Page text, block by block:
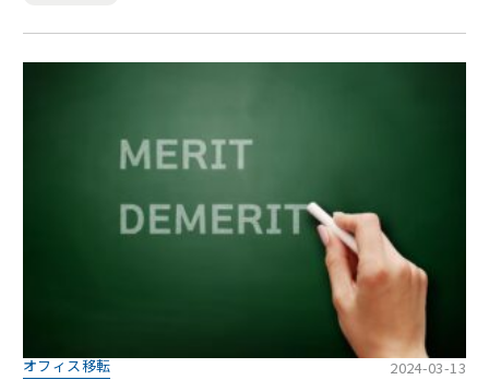
オフィス移転 2024-03-13